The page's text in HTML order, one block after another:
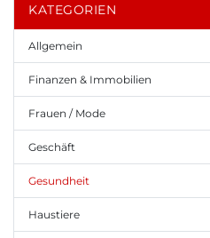
KATEGORIEN
Allgemein
Finanzen & Immobilien
Frauen / Mode
Geschäft
Gesundheit
Haustiere